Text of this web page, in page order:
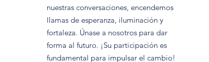
nuestras conversaciones, encendemos
llamas de esperanza, iluminación y
fortaleza. Únase a nosotros para dar
forma al futuro. ¡Su participación es
fundamental para impulsar el cambio!